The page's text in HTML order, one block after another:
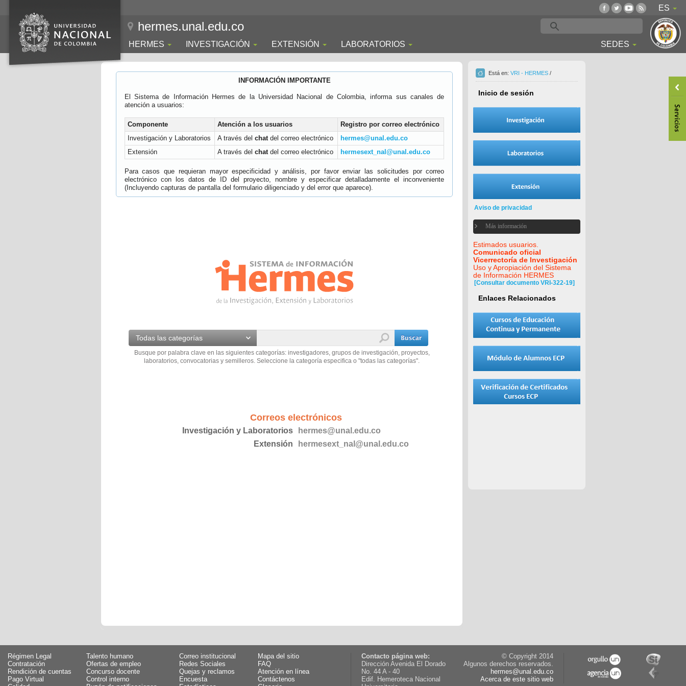
ES
hermes.unal.edu.co
HERMES INVESTIGACIÓN EXTENSIÓN LABORATORIOS SEDES
INFORMACIÓN IMPORTANTE
El Sistema de Información Hermes de la Universidad Nacional de Colombia, informa sus canales de
atención a usuarios:
Componente Atención a los usuarios
Registro por correo electrónico
Investigación y Laboratorios
A través del chatdel correo electrónico
hermes@unal.edu.co
Extensión
A través del chatdel correo electrónico hermesext_nal@unal.edu.co
Para casos que requieran mayor especificidad y análisis, por favor enviar las solicitudes por correo
electrónico con los datos de ID del proyecto, nombre y especificar detalladamente el inconveniente
(Incluyendo capturas de pantalla del formulario diligenciado y del error que aparece).
Todas las categorías
Busque por palabra clave en las siguientes categorías: investigadores, grupos de investigación, proyectos,
laboratorios, convocatorias y semilleros. Seleccione la categoría especifica o "todas las categorías".
Correos electrónicos
Investigación y Laboratorios
hermes@unal.edu.co
Extensión
hermesext_nal@unal.edu.co
Está en: VRI - HERMES /
Inicio de sesión
Aviso de privacidad
Más información
Estimados usuarios.
Comunicado oficial
Vicerrectoría de Investigación
Uso y Apropiación del Sistema
de Información HERMES
[Consultar documento VRI-322-19]
Enlaces Relacionados
Régimen Legal
Talento humano
Contratación
Ofertas de empleo
Rendición de cuentas
Concurso docente
Pago Virtual
Control interno
Correo institucional
Mapa del sitio
Redes Sociales
FAQ
Quejas y reclamos
Atención en línea
Encuesta
Contáctenos
Contacto página web:
Dirección Avenida El Dorado
No. 44 A - 40
Edif. Hemeroteca Nacional
© Copyright 2014
Algunos derechos reservados.
hermes@unal.edu.co
Acerca de este sitio web